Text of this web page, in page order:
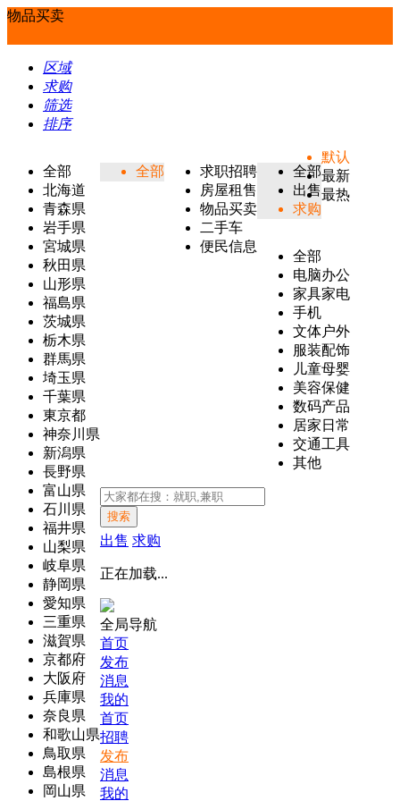
物品买卖
区域
求购
筛选
排序
全部
北海道
青森県
岩手県
宮城県
秋田県
山形県
福島県
茨城県
栃木県
群馬県
埼玉県
千葉県
東京都
神奈川県
新潟県
長野県
富山県
石川県
福井県
山梨県
岐阜県
静岡県
愛知県
三重県
滋賀県
京都府
大阪府
兵庫県
奈良県
和歌山県
鳥取県
島根県
岡山県
全部
求职招聘
房屋租售
物品买卖
二手车
便民信息
全部
出售
求购
全部
电脑办公
家具家电
手机
文体户外
服装配饰
儿童母婴
美容保健
数码产品
居家日常
交通工具
其他
默认
最新
最热
搜索
出售 求购
正在加载...
全局导航
首页
发布
消息
我的
首页
招聘
发布
消息
我的